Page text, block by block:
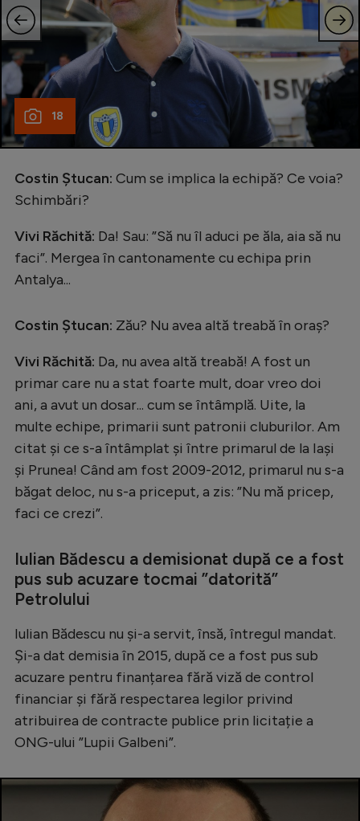
18
Costin Ștucan: Cum se implica la echipă? Ce voia?
Schimbări?
Vivi Răchită: Da! Sau: ”Să nu îl aduci pe ăla, aia să nu
faci”. Mergea în cantonamente cu echipa prin
Antalya...
Costin Ștucan: Zău? Nu avea altă treabă în oraș?
Vivi Răchită: Da, nu avea altă treabă! A fost un
primar care nu a stat foarte mult, doar vreo doi
ani, a avut un dosar... cum se întâmplă. Uite, la
multe echipe, primarii sunt patronii cluburilor. Am
citat și ce s-a întâmplat și între primarul de la Iași
și Prunea! Când am fost 2009-2012, primarul nu s-a
băgat deloc, nu s-a priceput, a zis: ”Nu mă pricep,
faci ce crezi”.
Iulian Bădescu a demisionat după ce a fost
pus sub acuzare tocmai ”datorită”
Petrolului
Iulian Bădescu nu și-a servit, însă, întregul mandat.
Și-a dat demisia în 2015, după ce a fost pus sub
acuzare pentru finanțarea fără viză de control
financiar și fără respectarea legilor privind
atribuirea de contracte publice prin licitație a
ONG-ului ”Lupii Galbeni”.